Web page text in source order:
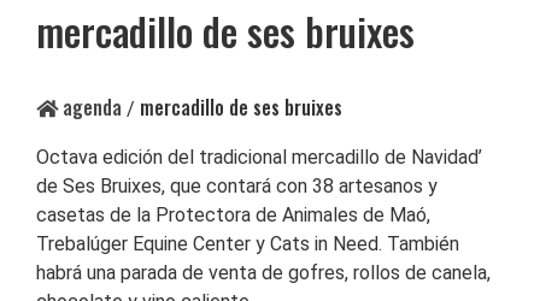
mercadillo de ses bruixes
agenda / mercadillo de ses bruixes
Octava edición del tradicional mercadillo de Navidad’
de Ses Bruixes, que contará con 38 artesanos y
casetas de la Protectora de Animales de Maó,
Trebalúger Equine Center y Cats in Need. También
habrá una parada de venta de gofres, rollos de canela,